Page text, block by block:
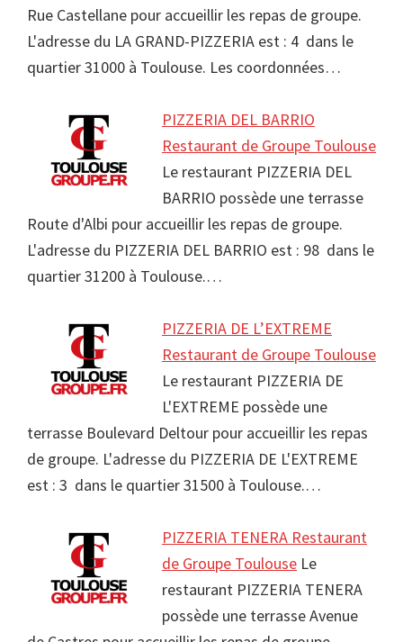
Rue Castellane pour accueillir les repas de groupe.
L'adresse du LA GRAND-PIZZERIA est : 4 dans le
quartier 31000 à Toulouse. Les coordonnées…
PIZZERIA DEL BARRIO
Restaurant de Groupe Toulouse
Le restaurant PIZZERIA DEL
BARRIO possède une terrasse
Route d'Albi pour accueillir les repas de groupe.
L'adresse du PIZZERIA DEL BARRIO est : 98 dans le
quartier 31200 à Toulouse.…
PIZZERIA DE L’EXTREME
Restaurant de Groupe Toulouse
Le restaurant PIZZERIA DE
L'EXTREME possède une
terrasse Boulevard Deltour pour accueillir les repas
de groupe. L'adresse du PIZZERIA DE L'EXTREME
est : 3 dans le quartier 31500 à Toulouse.…
PIZZERIA TENERA Restaurant
de Groupe Toulouse Le
restaurant PIZZERIA TENERA
possède une terrasse Avenue